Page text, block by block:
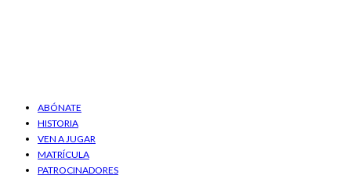
ABÓNATE
HISTORIA
VEN A JUGAR
MATRÍCULA
PATROCINADORES